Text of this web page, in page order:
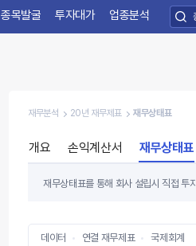
종목발굴 투자대가 업종분석
재무분석 20년 재무제표 재무상태표
개요 손익계산서 재무상태표
재무상태표를 통해 회사 설립시 직접 투
데이터
연결 재무제표 국제회계